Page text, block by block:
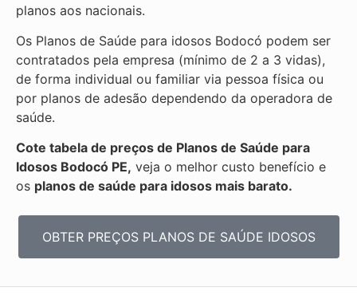
planos aos nacionais.
Os Planos de Saúde para idosos Bodocó podem ser
contratados pela empresa (mínimo de 2 a 3 vidas),
de forma individual ou familiar via pessoa física ou
por planos de adesão dependendo da operadora de
saúde.
Cote tabela de preços de Planos de Saúde para
Idosos Bodocó PE, veja o melhor custo benefício e
os planos de saúde para idosos mais barato.
OBTER PREÇOS PLANOS DE SAÚDE IDOSOS